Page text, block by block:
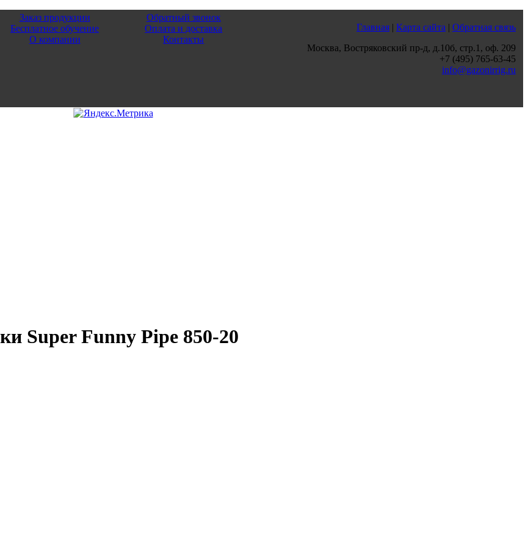
Super Funny Pipe 850-20
Главная | Карта сайта | Обратная связь
Москва, Востряковский пр-д, д.10б, стр.1, оф. 209
+7 (495) 765-63-45
info@gazonirrig.ru
Заказ продукции
Бесплатное обучение
О компании
Обратный звонок
Оплата и доставка
Контакты